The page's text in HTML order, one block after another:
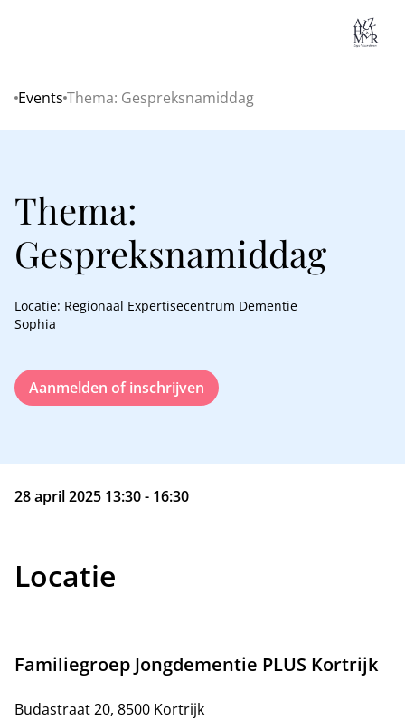
Home
Events Thema: Gespreksnamiddag
Thema:
Gespreksnamiddag
Locatie: Regionaal Expertisecentrum Dementie
Sophia
Aanmelden of inschrijven
28 april 2025 13:30 - 16:30
Locatie
Familiegroep Jongdementie PLUS Kortrijk
Budastraat 20, 8500 Kortrijk